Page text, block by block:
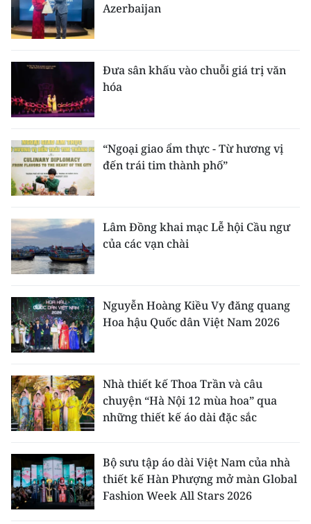
Azerbaijan
Đưa sân khấu vào chuỗi giá trị văn
hóa
“Ngoại giao ẩm thực - Từ hương vị
đến trái tim thành phố”
Lâm Đồng khai mạc Lễ hội Cầu ngư
của các vạn chài
Nguyễn Hoàng Kiều Vy đăng quang
Hoa hậu Quốc dân Việt Nam 2026
Nhà thiết kế Thoa Trần và câu
chuyện “Hà Nội 12 mùa hoa” qua
những thiết kế áo dài đặc sắc
Bộ sưu tập áo dài Việt Nam của nhà
thiết kế Hàn Phượng mở màn Global
Fashion Week All Stars 2026